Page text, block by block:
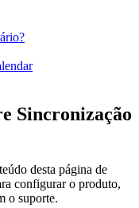
Sincronização
desta página de
configurar o produto,
o suporte.